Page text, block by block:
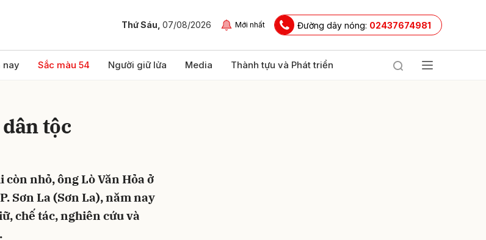
Thứ Sáu, 07/08/2026 Mới nhất Đường dây nóng: 02437674981
nay Sắc màu 54 Người giữ lửa Media Thành tựu và Phát triển
tộc
nhỏ, ông Lò Văn Hỏa ở
Sơn La (Sơn La), năm nay
chế tác, nghiên cứu và
Hủy